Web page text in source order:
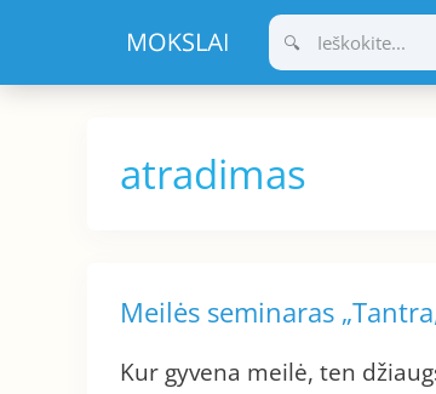
turinio
atradimas
Meilės seminaras
Kur gyvena meilė, ten